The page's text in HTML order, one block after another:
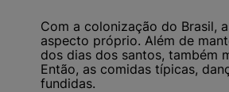
Com a colonização do Brasil,
aspecto próprio. Além de
dos dias dos santos, também
Então, as comidas típicas,
fundidas.